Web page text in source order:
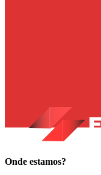
Onde estamos?